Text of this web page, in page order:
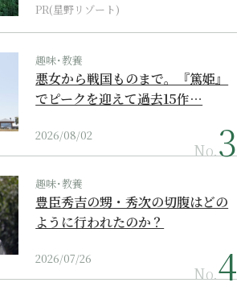
PR(星野リゾート)
趣味･教養
悪女から戦国ものまで。『篤姫』
でピークを迎えて過去15作…
2026/08/02
No.
趣味･教養
豊臣秀吉の甥・秀次の切腹はどの
ように行われたのか？
2026/07/26
No.